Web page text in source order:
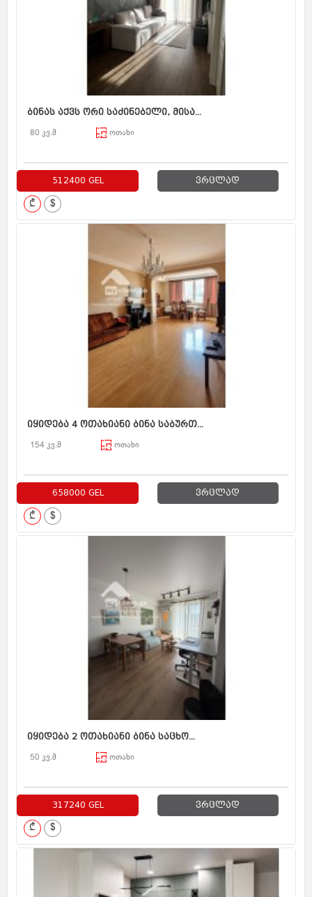
ბინას აქვს ორი საძინებელი, მისა...
80 კვ.მ ოთახი
512400 GEL ვრცლად
₾ $
იყიდება 4 ოთახიანი ბინა საბურთ...
154 კვ.მ ოთახი
658000 GEL ვრცლად
₾ $
იყიდება 2 ოთახიანი ბინა საცხო...
50 კვ.მ ოთახი
317240 GEL ვრცლად
₾ $